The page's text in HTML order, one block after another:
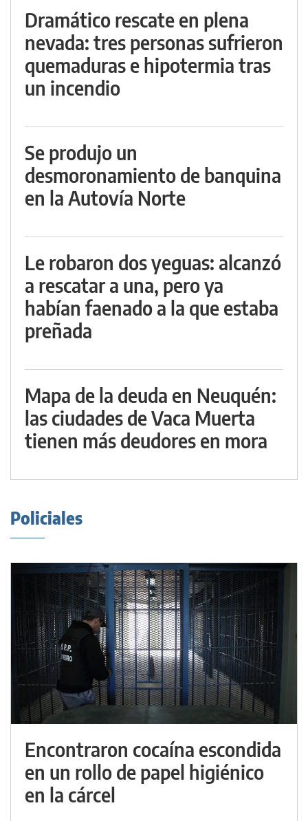
Dramático rescate en plena
nevada: tres personas sufrieron
quemaduras e hipotermia tras
un incendio
Se produjo un
desmoronamiento de banquina
en la Autovía Norte
Le robaron dos yeguas: alcanzó
a rescatar a una, pero ya
habían faenado a la que estaba
preñada
Mapa de la deuda en Neuquén:
las ciudades de Vaca Muerta
tienen más deudores en mora
Policiales
Encontraron cocaína escondida
en un rollo de papel higiénico
en la cárcel